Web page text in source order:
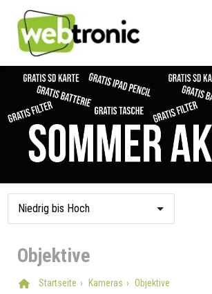
Objektive
Startseite Kameras Objektive